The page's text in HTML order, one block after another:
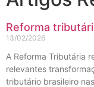
Reforma
13/02/2026
A Reforma Tributária
relevantes
tributário brasileiro